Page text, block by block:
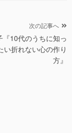
次の記事へ
『10代のうちに知っ
い折れない心の作り
方』